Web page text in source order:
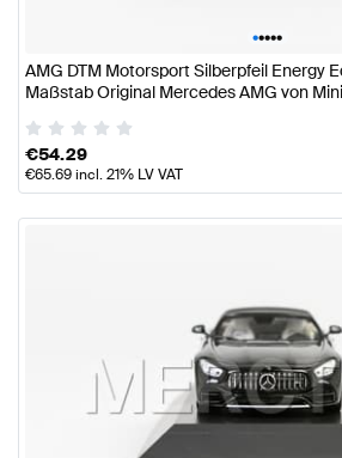
•••••
AMG DTM Motorsport Silberpfeil Energy
Maßstab Original Mercedes AMG von
€54.29
€65.69incl. 21% LV VAT